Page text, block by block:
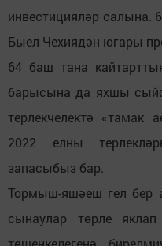
инвестицияләр
Быел Чехиядән югары
64 баш тана
барысына да яхшы
терлекчелектә «тамак
2022 елны
запасыбыз бар.
Тормыш-яшәеш гел бер
сынаулар төрле